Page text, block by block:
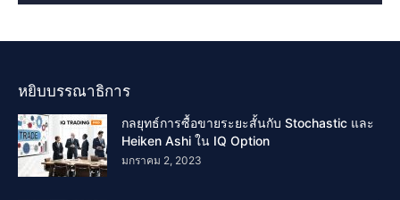
หยิบบรรณาธิการ
กลยุทธ์การซื้อขายระยะสั้นกับ Stochastic และ
Heiken Ashi ใน IQ Option
มกราคม 2, 2023